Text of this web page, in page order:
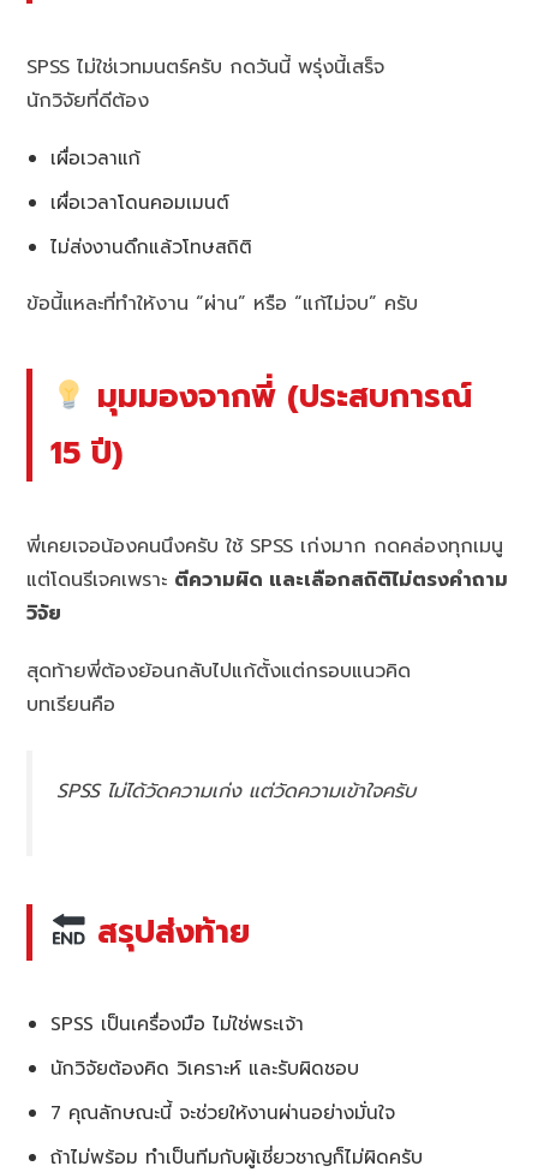
SPSS ไม่ใช่เวทมนตร์ครับ กดวันนี้ พรุ่งนี้เสร็จ
นักวิจัยที่ดีต้อง
เผื่อเวลาแก้
เผื่อเวลาโดนคอมเมนต์
ไม่ส่งงานดึกแล้วโทษสถิติ
ข้อนี้แหละที่ทำให้งาน “ผ่าน” หรือ “แก้ไม่จบ” ครับ
มุมมองจากพี่ (ประสบการณ์
15 ปี)
พี่เคยเจอน้องคนนึงครับ ใช้ SPSS เก่งมาก กดคล่องทุกเมนู
แต่โดนรีเจคเพราะ ตีความผิด และเลือกสถิติไม่ตรงคำถาม
วิจัย
สุดท้ายพี่ต้องย้อนกลับไปแก้ตั้งแต่กรอบแนวคิด
บทเรียนคือ
SPSS ไม่ได้วัดความเก่ง แต่วัดความเข้าใจครับ
สรุปส่งท้าย
SPSS เป็นเครื่องมือ ไม่ใช่พระเจ้า
นักวิจัยต้องคิด วิเคราะห์ และรับผิดชอบ
7 คุณลักษณะนี้ จะช่วยให้งานผ่านอย่างมั่นใจ
ถ้าไม่พร้อม ทำเป็นทีมกับผู้เชี่ยวชาญก็ไม่ผิดครับ